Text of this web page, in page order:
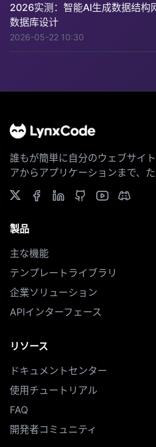
2026实测：智能AI生成数据结构
数据库设计
2026-05-22 10:30
誰もが簡単に自分のウェブサイ
アからアプリケーションまで、
製品
主な機能
テンプレートライブラリ
企業ソリューション
APIインターフェース
リソース
ドキュメントセンター
使用チュートリアル
FAQ
開発者コミュニティ